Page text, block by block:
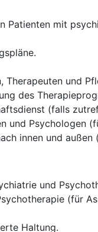
Patienten mit
Therapeuten und
des
(falls
und Psychologen
innen und
und
(für
Haltung.